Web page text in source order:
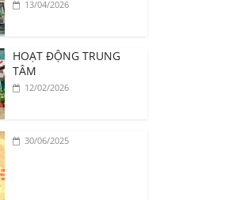
13/04/2026
HOẠT ĐỘNG TRUNG
TÂM
12/02/2026
30/06/2025